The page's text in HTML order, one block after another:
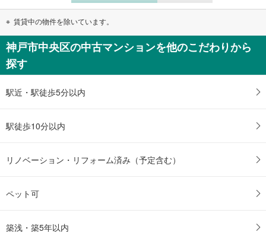
賃貸中の物件を除いています。
神戸市中央区の中古マンションを他のこだわりから
探す
駅近・駅徒歩5分以内
駅徒歩10分以内
リノベーション・リフォーム済み（予定含む）
ペット可
築浅・築5年以内